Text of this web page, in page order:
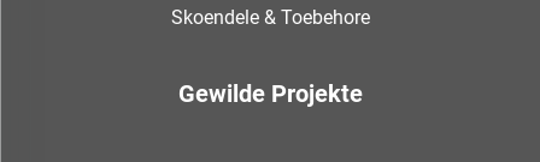
Skoendele & Toebehore
Gewilde Projekte